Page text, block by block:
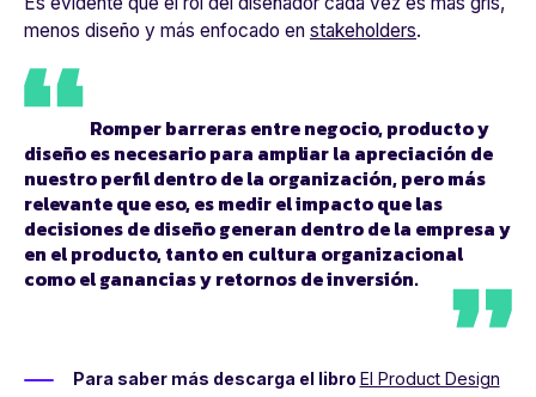
menos diseño y más enfocado en stakeholders.
Romper barreras entre negocio, producto y
diseño es necesario para ampliar la apreciación de
nuestro perfil dentro de la organización, pero más
relevante que eso, esmedir el impacto que las
decisiones de diseño generan dentro de la empresa y
en el producto, tanto en cultura organizacional
como el ganancias y retornos de inversión.
Para saber más descarga el libro El Product Design